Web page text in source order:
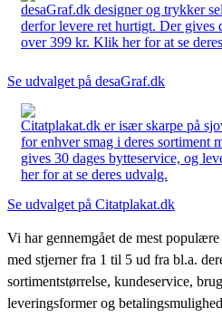
desaGraf.dk designer og trykker
derfor levere ret hurtigt. Der gives
over 399 kr. Klik her for at se
Se udvalget på desaGraf.dk
Citatplakat.dk er især skarpe på
for enhver smag i deres sortiment
gives 30 dages bytteservice, og
her for at se deres udvalg.
Se udvalget på Citatplakat.dk
Vi har gennemgået de mest
med stjerner fra 1 til 5 ud fra bl.a.
sortimentstørrelse, kundeservice,
leveringsformer og